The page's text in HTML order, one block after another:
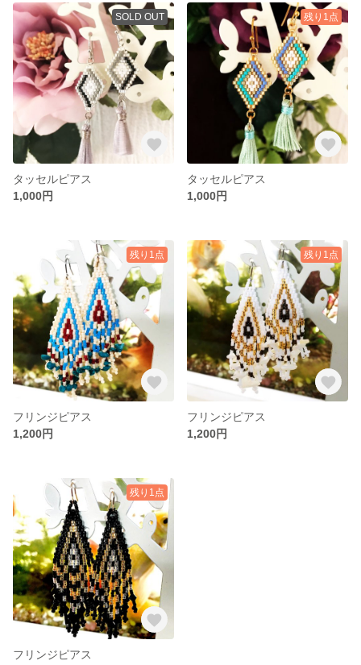
SOLD OUT
タッセルピアス
1,000円
残り1点
タッセルピアス
1,000円
残り1点
フリンジピアス
1,200円
残り1点
フリンジピアス
1,200円
残り1点
フリンジピアス